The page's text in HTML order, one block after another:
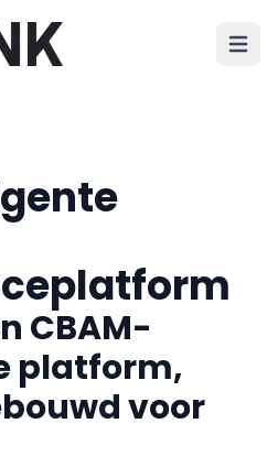
CBAM-
platform,
voor